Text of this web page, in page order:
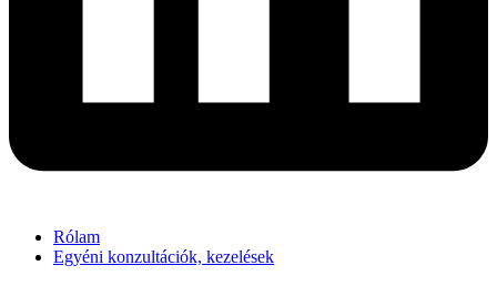
Rólam
Egyéni konzultációk, kezelések